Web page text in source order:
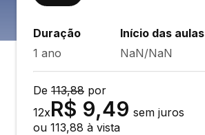
Duração
1 ano
Início das aulas
NaN/NaN
De 113,88 por
12xR$ 9,49 sem juros
ou 113,88 à vista